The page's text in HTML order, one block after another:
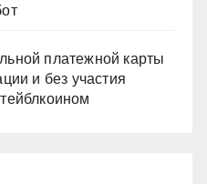
платежной карты
и без участия